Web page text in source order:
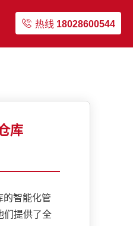
热线 18028600544
库
智能化管
们提供了全